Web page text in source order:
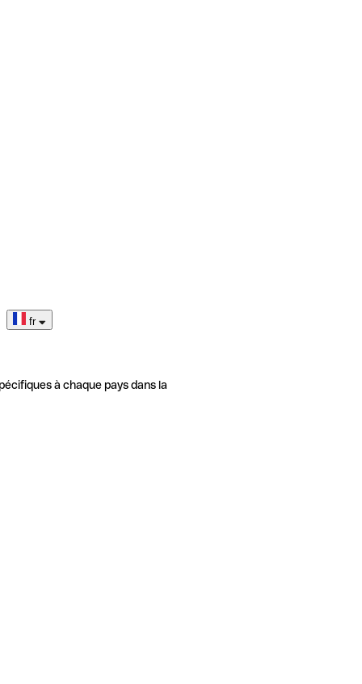
fr
à chaque pays dans la